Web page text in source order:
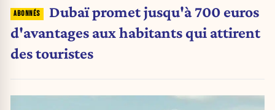
Dubaï promet jusqu'à 700 euros
d'avantages aux habitants qui attirent
des touristes